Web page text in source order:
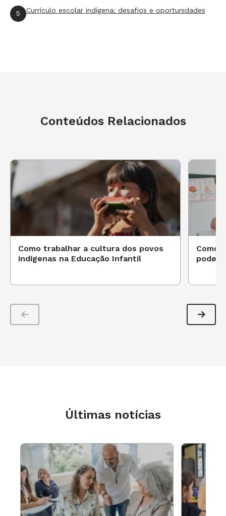
5 Currículo escolar indígena: desafios e oportunidades
Conteúdos Relacionados
Como trabalhar a cultura dos povos
indígenas na Educação Infantil
Como
pode
Últimas notícias